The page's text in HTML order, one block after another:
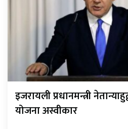
इजरायली प्रधानमन्त्री
योजना अस्वीकार